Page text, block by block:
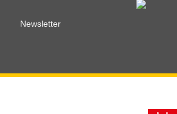
Newsletter